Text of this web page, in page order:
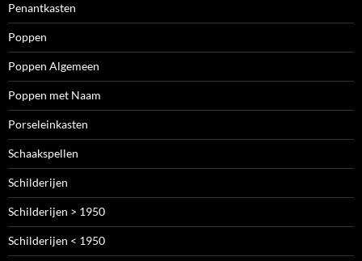
Penantkasten
Poppen
Poppen Algemeen
Poppen met Naam
Porseleinkasten
Schaakspellen
Schilderijen
Schilderijen > 1950
Schilderijen < 1950